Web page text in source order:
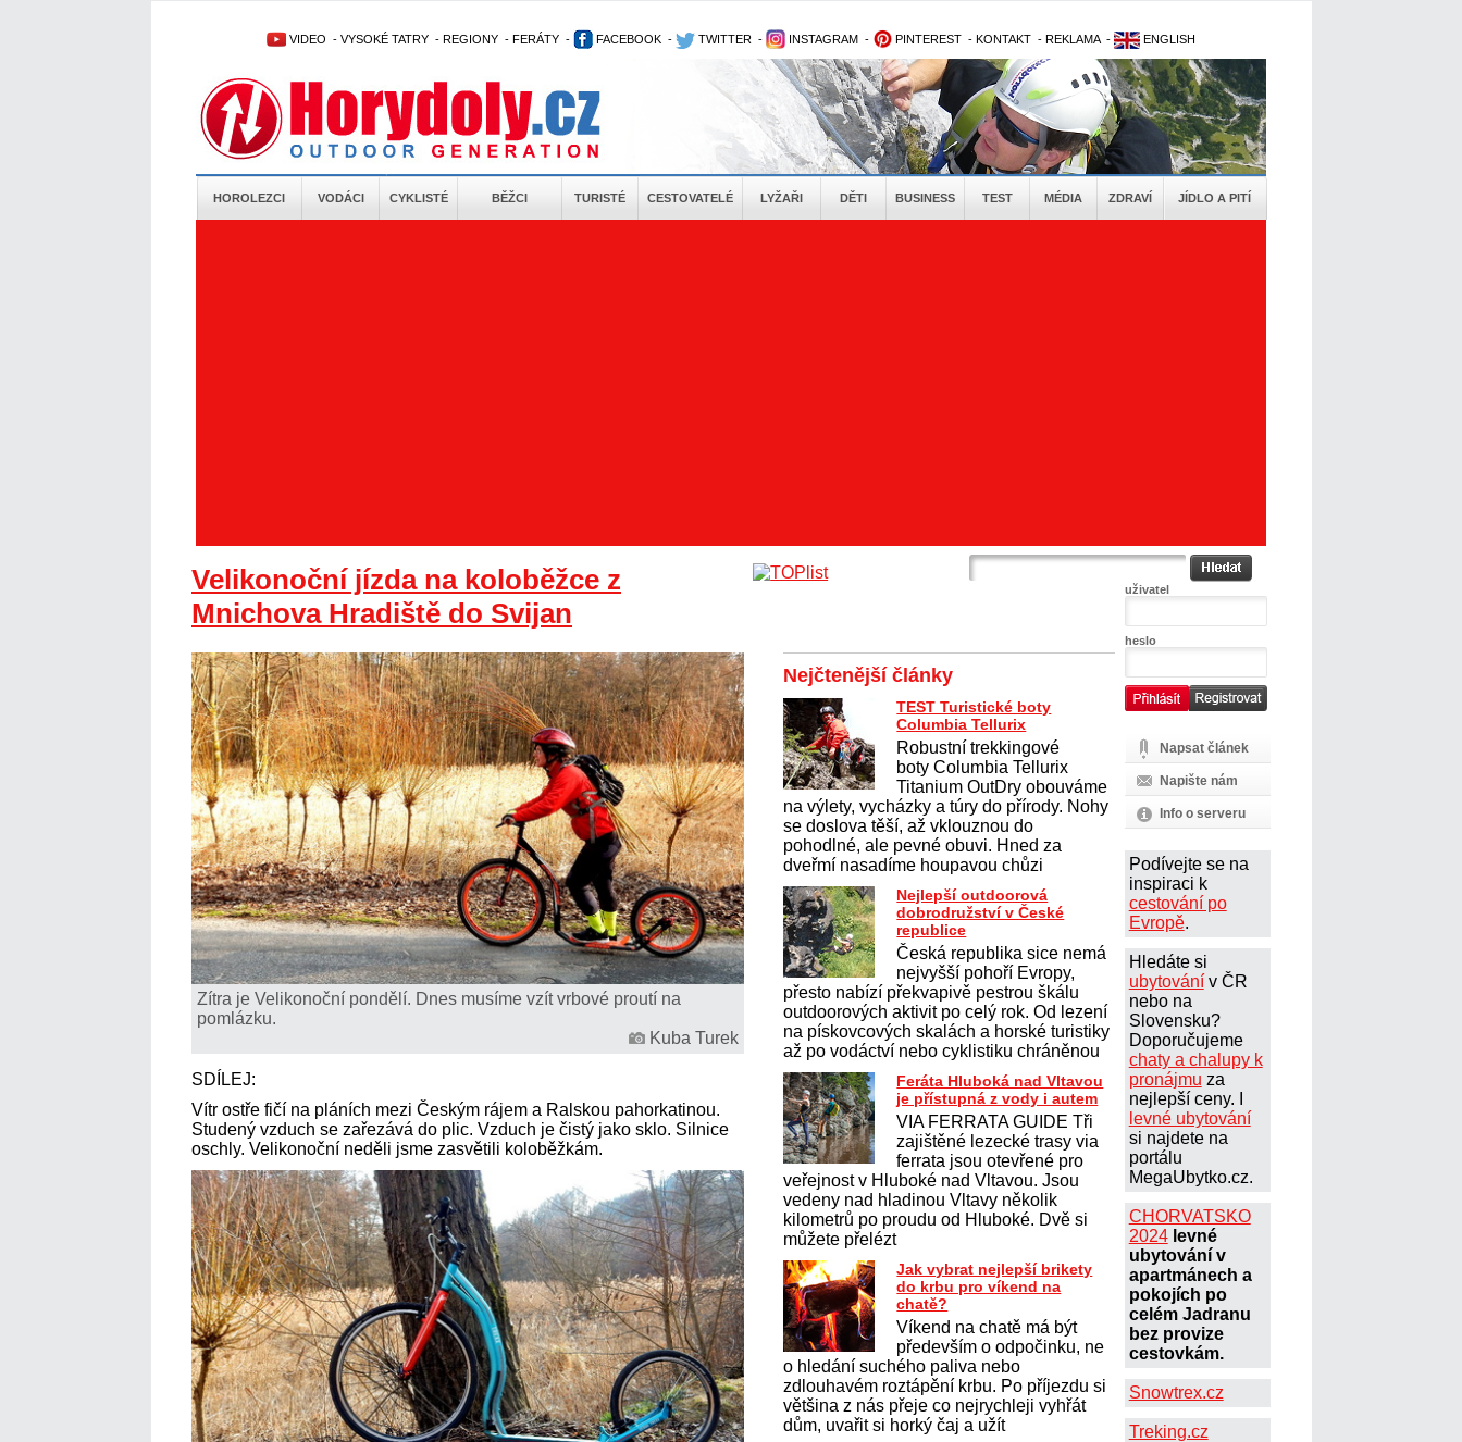
VIDEO - VYSOKÉ TATRY - REGIONY - FERÁTY - FACEBOOK - TWITTER - INSTAGRAM - PINTEREST - KONTAKT - REKLAMA - ENGLISH
HOROLEZCI VODÁCI CYKLISTÉ BĚŽCI TURISTÉ CESTOVATELÉ LYŽAŘI DĚTI BUSINESS TEST MÉDIA ZDRAVÍ JÍDLO A PITÍ
Velikonoční jízda na koloběžce z
Mnichova Hradiště do Svijan
Zítra je Velikonoční pondělí. Dnes musíme vzít vrbové proutí na
pomlázku.
Kuba Turek
SDÍLEJ:
Vítr ostře fičí na pláních mezi Českým rájem a Ralskou pahorkatinou.
Studený vzduch se zařezává do plic. Vzduch je čistý jako sklo. Silnice
oschly. Velikonoční neděli jsme zasvětili koloběžkám.
uživatel
heslo
Napsat článek
Napište nám
Info o serveru
Podívejte se na
inspiraci k
cestování po
Evropě.
Hledáte si
ubytovánív ČR
nebo na
Slovensku?
Doporučujeme
chaty a chalupy k
pronájmu za
nejlepší ceny. I
levné ubytování
si najdete na
portálu
MegaUbytko.cz.
CHORVATSKO
2024 levné
ubytování v
apartmánech a
pokojích po
celém Jadranu
bez provize
cestovkám.
Snowtrex.cz
Treking.cz
Nejčtenější články
TEST Turistické boty
Columbia Tellurix
Robustní trekkingové
boty Columbia Tellurix
Titanium OutDry obouváme
na výlety, vycházky a túry do přírody. Nohy
se doslova těší, až vklouznou do
pohodlné, ale pevné obuvi. Hned za
dveřmí nasadíme houpavou chůzi
Nejlepší outdoorová
dobrodružství v České
republice
Česká republika sice nemá
nejvyšší pohoří Evropy,
přesto nabízí překvapivě pestrou škálu
outdoorových aktivit po celý rok. Od lezení
na pískovcových skalách a horské turistiky
až po vodáctví nebo cyklistiku chráněnou
Feráta Hluboká nad Vltavou
je přístupná z vody i autem
VIA FERRATA GUIDE Tři
zajištěné lezecké trasy via
ferrata jsou otevřené pro
veřejnost v Hluboké nad Vltavou. Jsou
vedeny nad hladinou Vltavy několik
kilometrů po proudu od Hluboké. Dvě si
můžete přelézt
Jak vybrat nejlepší brikety
do krbu pro víkend na
chatě?
Víkend na chatě má být
především o odpočinku, ne
o hledání suchého paliva nebo
zdlouhavém roztápění krbu. Po příjezdu si
většina z nás přeje co nejrychleji vyhřát
dům, uvařit si horký čaj a užít